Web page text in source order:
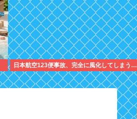
日本航空123便事故、完全に風化してしまう…